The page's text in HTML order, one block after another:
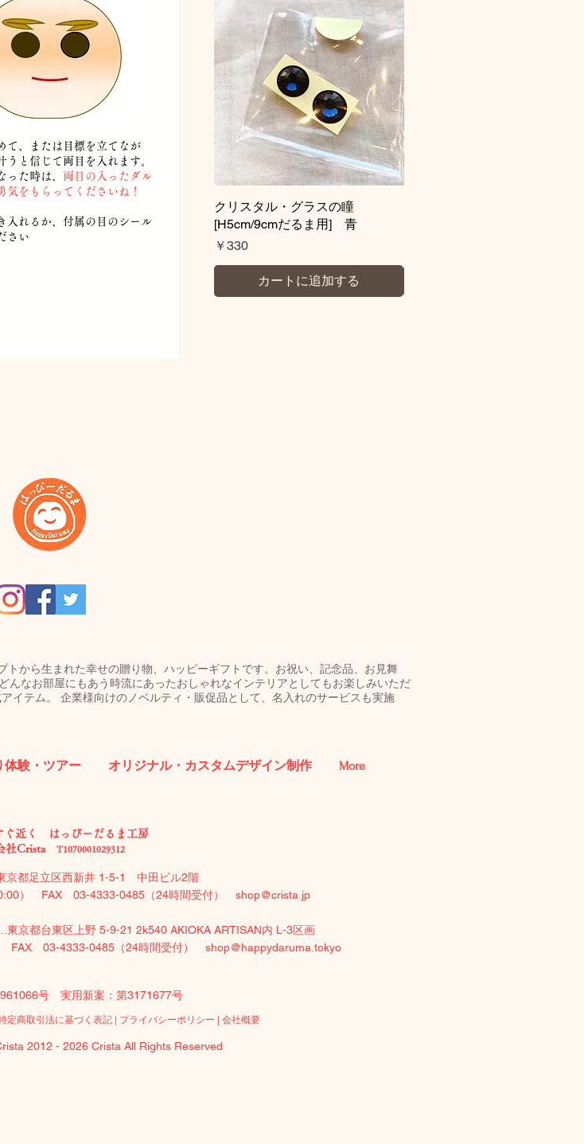
て、または目標を立てなが
うと信じて両目を入れます。
った時は、
両目の入ったダル
気をもらってくださいね！
入れるか、付属の目のシール
さい
クイックビュー
クリスタル・グラスの瞳
[H5cm/9cmだるま用] 青
価格
￥330
カートに追加する
から生まれた幸せの贈り物、ハッピーギフトです。お祝い、記念品、お見舞
んなお部屋にもあう時流にあったおしゃれなインテリアとしてもお楽しみいただ
イテム。 企業様向けのノベルティ・販促品として、名入れのサービスも実施
体験・ツアー オリジナル・カスタムデザイン制作 More
ぐ近く はっぴーだるま工房
社Crista
T1070001029312
京都足立区西新井 1-5-1 中田ビル2階
）​ FAX 03-4333-0485（24時間受付） shop@crista.jp
…東京都台東区上野 5-9-21 2k540 AKIOKA ARTISAN内 L-3区画
FAX 03-4333-0485（24時間受付） shop@happydaruma.tokyo
号 実用新案：第3171677号
定商取引法に基づく表記 プライバシーポリシー 会社概要
2012 - 2026 Crista All Rights Reserved